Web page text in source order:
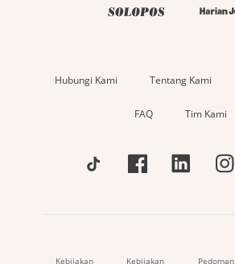
Hubungi Kami Tentang Kami
FAQ Tim Kami
Kebijakan Kebijakan Pedoman